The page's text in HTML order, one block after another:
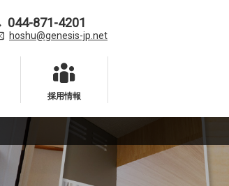
044-871-4201
hoshu@genesis-jp.net
採用情報
採用情報